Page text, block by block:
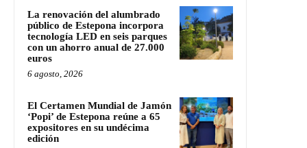
La renovación del alumbrado
público de Estepona incorpora
tecnología LED en seis parques
con un ahorro anual de 27.000
euros
6 agosto, 2026
El Certamen Mundial de Jamón
‘Popi’ de Estepona reúne a 65
expositores en su undécima
edición